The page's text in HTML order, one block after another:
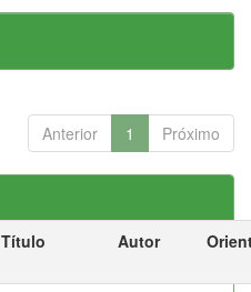
Anterior 1 Próximo
Título Autor